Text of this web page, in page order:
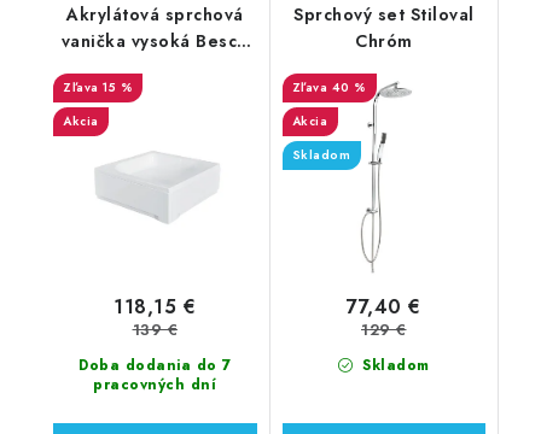
Akrylátová sprchová
vanička vysoká Besco
(#OAA-90-KW)
15 %
Akcia
Doba dodania do 7
pracovných dní
118,15 €
139 €
Sprchový set Stiloval
Chróm
40 %
Akcia
Skladom
Skladom
77,40 €
129 €